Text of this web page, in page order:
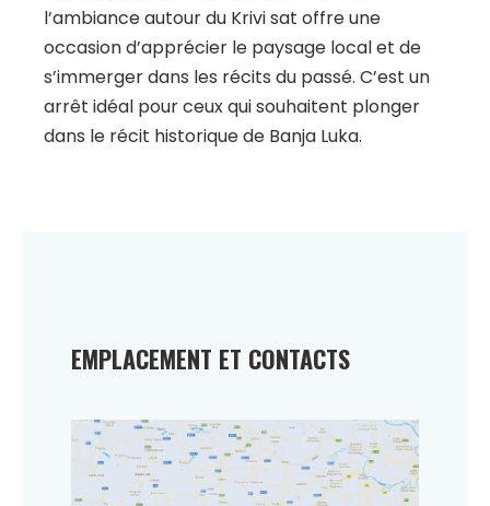
l’ambiance autour du Krivi sat offre une
occasion d’apprécier le paysage local et de
s’immerger dans les récits du passé. C’est un
arrêt idéal pour ceux qui souhaitent plonger
dans le récit historique de Banja Luka.
EMPLACEMENT ET CONTACTS